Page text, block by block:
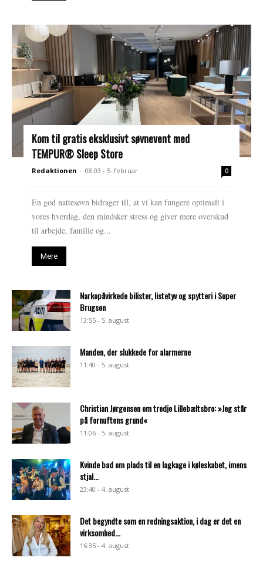
Kom til gratis eksklusivt søvnevent med
TEMPUR® Sleep Store
Redaktionen - 08:03 - 5. februar 0
En god nattesøvn bidrager til, at vi kan fungere optimalt i
vores hverdag, den mindsker stress og giver mere overskud
til arbejde, familie og...
Mere
Narkopåvirkede bilister, listetyv og spytteri i Super
Brugsen
13:55 - 5. august
Manden, der slukkede for alarmerne
11:40 - 5. august
Christian Jørgensen om tredje Lillebæltsbro: »Jeg står
på fornuftens grund«
11:06 - 5. august
Kvinde bad om plads til en lagkage i køleskabet, imens
stjal...
23:40 - 4. august
Det begyndte som en redningsaktion, i dag er det en
virksomhed...
16:35 - 4. august